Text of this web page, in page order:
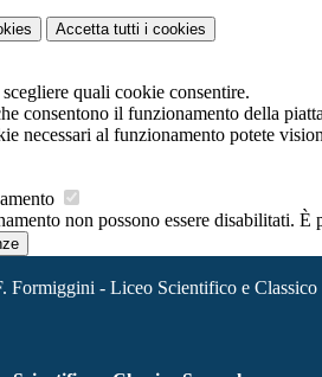
Accetta tutti i cookies
quali cookie consentire.
consentono il funzionamento della
necessari al funzionamento potete
non possono essere disabilitati.
Formiggini - Liceo Scientifico e Classico